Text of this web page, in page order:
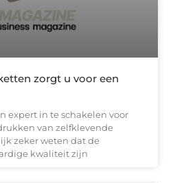
zorgt u voor een
expert in te schakelen voor
van zelfklevende
zeker weten dat de
kwaliteit zijn